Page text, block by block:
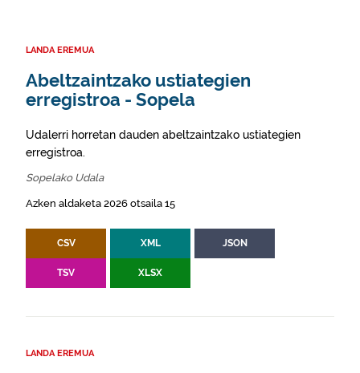
LANDA EREMUA
Abeltzaintzako ustiategien
erregistroa - Sopela
Udalerri horretan dauden abeltzaintzako ustiategien
erregistroa.
Sopelako Udala
Azken aldaketa 2026 otsaila 15
CSV XML JSON
TSV XLSX
LANDA EREMUA